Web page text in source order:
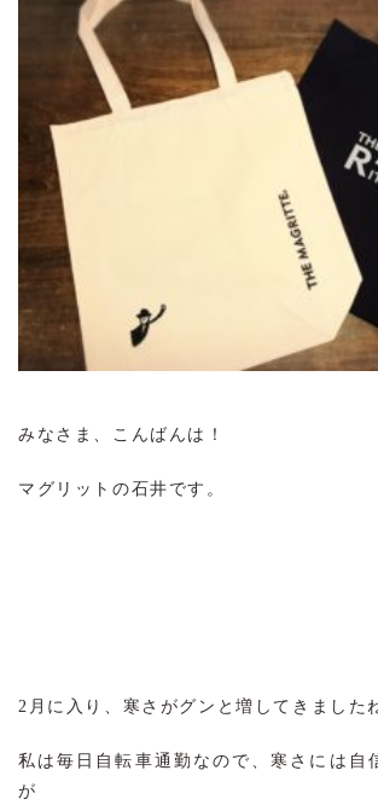
みなさま、こんばんは！
マグリットの石井です。
2月に入り、寒さがグンと増してきました
私は毎日自転車通勤なので、寒さには自
が